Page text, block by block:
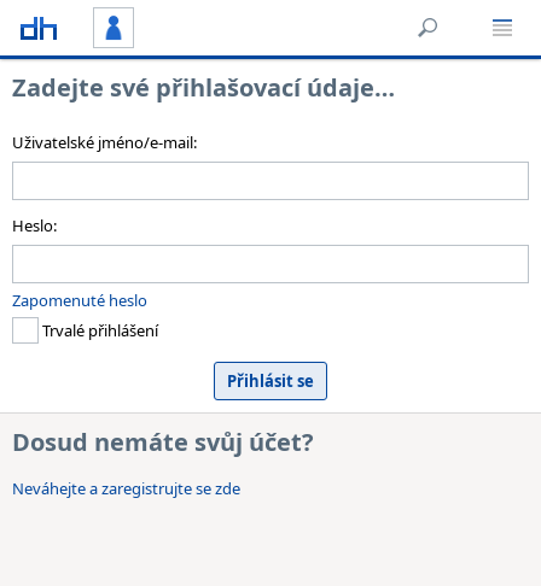
Zadejte své přihlašovací údaje…
Uživatelské jméno/e-mail:
Heslo:
Zapomenuté heslo
Trvalé přihlášení
Dosud nemáte svůj účet?
Neváhejte a zaregistrujte se zde